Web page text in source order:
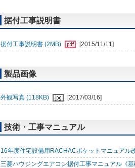
据付工事説明書
据付工事説明書 (2MB) [2015/11/11]
製品画像
外観写真 (118KB) [2017/03/16]
技術・工事マニュアル
16年度住宅設備用RACHACポケットマニュアル
三菱ハウジングエアコン据付工事マニュアル《